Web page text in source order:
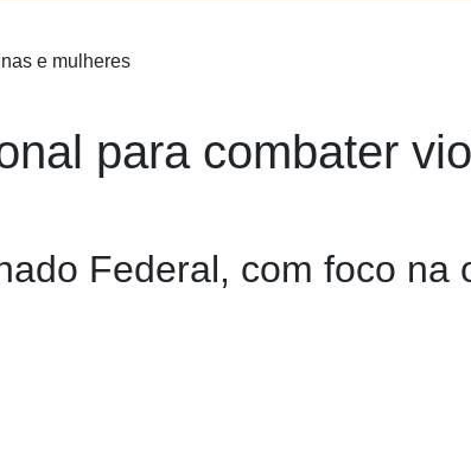
para combater
Federal, com foco na